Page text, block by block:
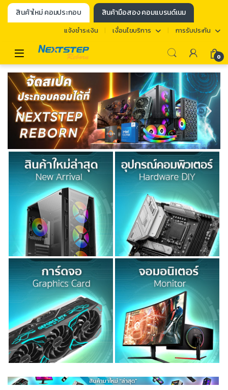
สินค้าใหม่ คอมประกอบ สินค้ามือสอง คอมแบรนด์เนม
แจ้งชำระเงิน เงื่อนไขบริการ การรับประกัน
0